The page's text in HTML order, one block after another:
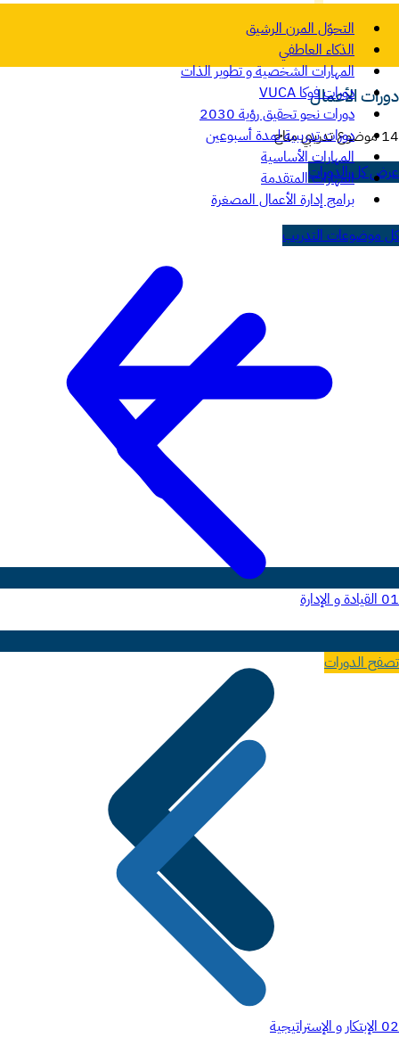
التحوّل المرن الرشيق
الذكاء العاطفي
المهارات الشخصية و تطوير الذات
دورات فوكا VUCA
دورات نحو تحقيق رؤية 2030
دورات تدريبية لمدة أسبوعين
المهارات الأساسية
المهارات المتقدمة
برامج إدارة الأعمال المصغرة
كل موضوعات التدريب
تصفح الدورات
دورات الأعمال
14 موضوع تدريبي متاح
عرض كل الدورات
01القيادة و الإدارة
02الإبتكار و الإستراتيجية